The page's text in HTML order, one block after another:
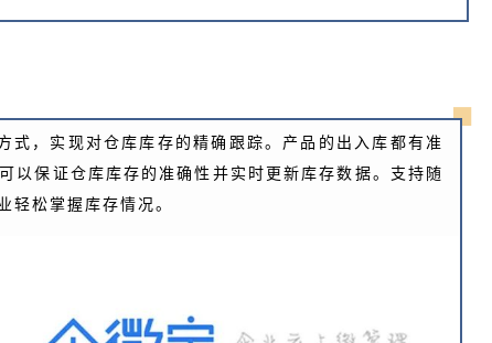
式，实现对仓库库存的精确跟踪。产品的出入库都有准
以保证仓库库存的准确性并实时更新库存数据。支持随
轻松掌握库存情况。